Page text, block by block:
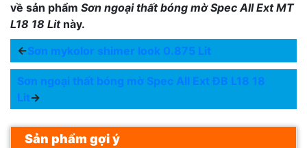
về sản phẩm Sơn ngoại thất bóng mờ Spec All Ext MT
L18 18 Litnày.
←Sơn mykolor shimer look 0.875 Lit
Sơn ngoại thất bóng mờ Spec All Ext ĐB L18 18
Lit→
Sản phẩm gợi ý